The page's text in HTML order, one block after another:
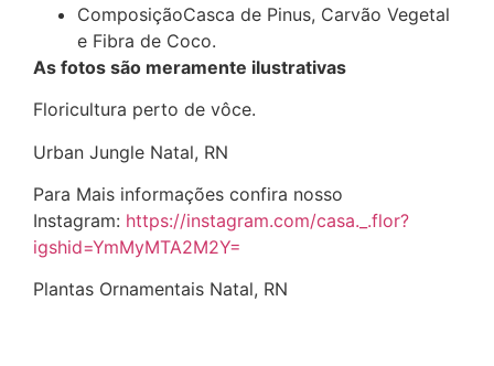
ComposiçãoCasca de Pinus, Carvão Vegetal
e Fibra de Coco.
As fotos são meramente ilustrativas
Floricultura perto de vôce.
Urban Jungle Natal, RN
Para Mais informações confira nosso
Instagram: https://instagram.com/casa._.flor?
igshid=YmMyMTA2M2Y=
Plantas Ornamentais Natal, RN